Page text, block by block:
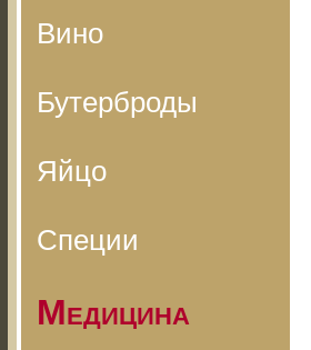
Вино
Бутерброды
Яйцо
Специи
Медицина